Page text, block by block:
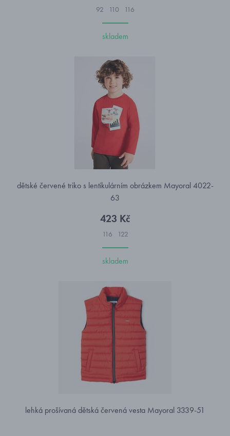
92 110 116
skladem
dětské červené triko s lentikulárním obrázkem Mayoral 4022-
63
423 Kč
116 122
skladem
lehká prošívaná dětská červená vesta Mayoral 3339-51